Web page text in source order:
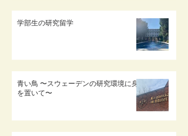
学部生の研究留学
青い鳥 〜スウェーデンの研究環境に身
を置いて〜